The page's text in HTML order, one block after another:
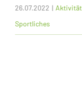
26.07.2022 |
Sportliches